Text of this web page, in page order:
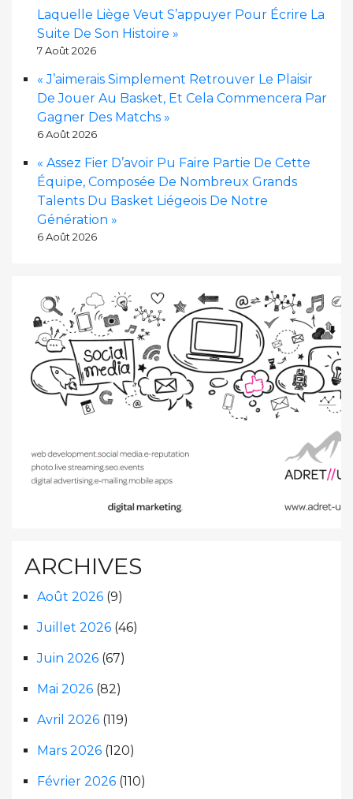
Laquelle Liège Veut S’appuyer Pour Écrire La
Suite De Son Histoire »
7 Août 2026
« J’aimerais Simplement Retrouver Le Plaisir
De Jouer Au Basket, Et Cela Commencera Par
Gagner Des Matchs »
6 Août 2026
« Assez Fier D’avoir Pu Faire Partie De Cette
Équipe, Composée De Nombreux Grands
Talents Du Basket Liégeois De Notre
Génération »
6 Août 2026
ARCHIVES
Août 2026 (9)
Juillet 2026 (46)
Juin 2026 (67)
Mai 2026 (82)
Avril 2026 (119)
Mars 2026 (120)
Février 2026 (110)